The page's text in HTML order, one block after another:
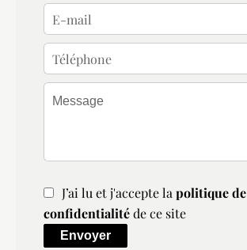
J’ai lu et j'accepte lapolitique de
confidentialitéde ce site
Envoyer